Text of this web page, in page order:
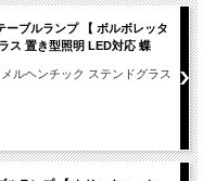
ーブルランプ 【 ボルボレッタ
ス 置き型照明 LED対応 蝶
ルヘンチック ステンドグラス